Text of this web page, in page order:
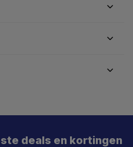
deals en kortingen